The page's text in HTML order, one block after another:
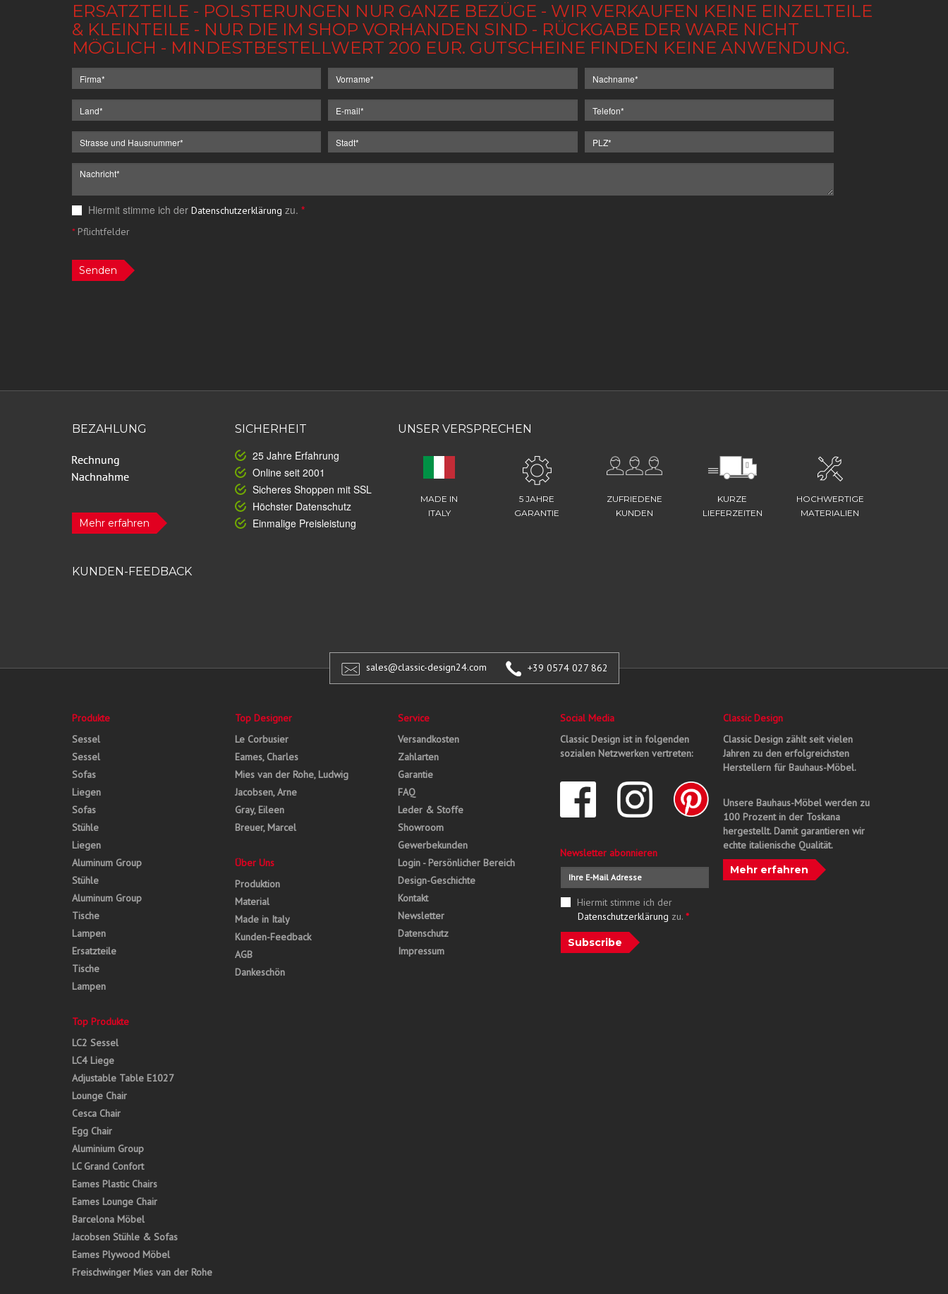
ERSATZTEILE - POLSTERUNGEN NUR GANZE BEZÜGE - WIR VERKAUFEN KEINE EINZELTEILE
& KLEINTEILE - NUR DIE IM SHOP VORHANDEN SIND - RÜCKGABE DER WARE NICHT
MÖGLICH - MINDESTBESTELLWERT 200 EUR. GUTSCHEINE FINDEN KEINE ANWENDUNG.
Hiermit stimme ich der Datenschutzerklärung zu. *
*Pflichtfelder
Senden
BEZAHLUNG
Mehr erfahren
SICHERHEIT
25 Jahre Erfahrung
Online seit 2001
Sicheres Shoppen mit SSL
Höchster Datenschutz
Einmalige Preisleistung
UNSER VERSPRECHEN
MADE IN
ITALY
5 JAHRE
GARANTIE
ZUFRIEDENE
KUNDEN
KURZE
LIEFERZEITEN
HOCHWERTIGE
MATERIALIEN
KUNDEN-FEEDBACK
sales@classic-design24.com +39 0574 027 862
Produkte
Sessel
Sessel
Sofas
Liegen
Sofas
Stühle
Liegen
Aluminum Group
Stühle
Aluminum Group
Tische
Lampen
Ersatzteile
Tische
Lampen
Top Produkte
LC2 Sessel
LC4 Liege
Adjustable Table E1027
Lounge Chair
Cesca Chair
Egg Chair
Aluminium Group
LC Grand Confort
Eames Plastic Chairs
Eames Lounge Chair
Barcelona Möbel
Jacobsen Stühle & Sofas
Eames Plywood Möbel
Freischwinger Mies van der Rohe
Top Designer
Le Corbusier
Eames, Charles
Mies van der Rohe, Ludwig
Jacobsen, Arne
Gray, Eileen
Breuer, Marcel
Über Uns
Produktion
Material
Made in Italy
Kunden-Feedback
AGB
Dankeschön
Service
Versandkosten
Zahlarten
Garantie
FAQ
Leder & Stoffe
Showroom
Gewerbekunden
Login - Persönlicher Bereich
Design-Geschichte
Kontakt
Newsletter
Datenschutz
Impressum
Social Media
Classic Design ist in folgenden
sozialen Netzwerken vertreten:
Newsletter abonnieren
Hiermit stimme ich der
Datenschutzerklärung zu. *
Subscribe
Classic Design
Classic Design zählt seit vielen
Jahren zu den erfolgreichsten
Herstellern für Bauhaus-Möbel.
Unsere Bauhaus-Möbel werden zu
100 Prozent in der Toskana
hergestellt. Damit garantieren wir
echte italienische Qualität.
Mehr erfahren